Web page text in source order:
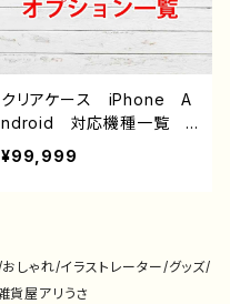
クリアケース iPhone A
ndroid 対応機種一覧
オプション説明（iPoneの
¥99,999
ゃれ/イラストレーター/グッズ/
貨屋アリうさ